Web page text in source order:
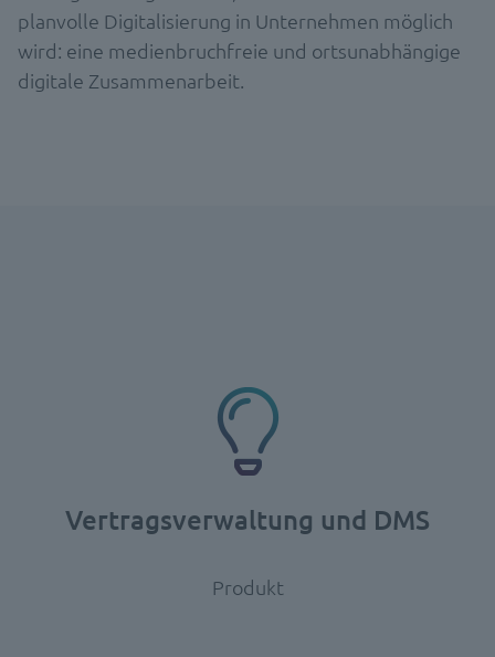
planvolle Digitalisierung in Unternehmen möglich
wird: eine medienbruchfreie und ortsunabhängige
digitale Zusammenarbeit.
Vertragsverwaltung und DMS
Produkt